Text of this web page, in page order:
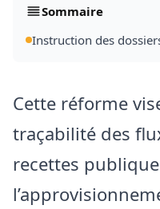
Sommaire
Instruction des
Cette réforme
traçabilité des
recettes